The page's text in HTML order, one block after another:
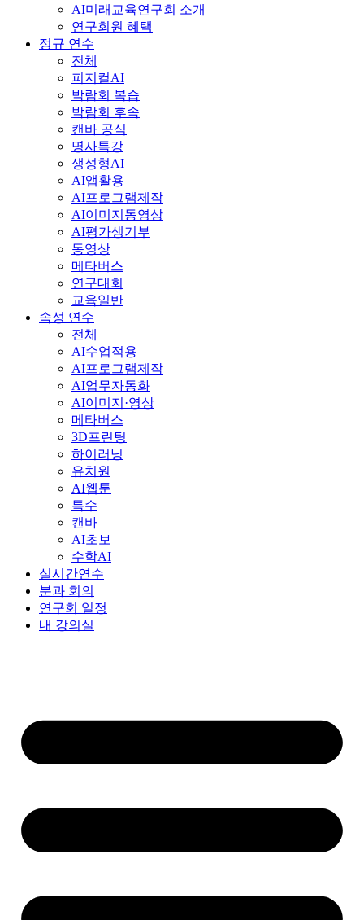
AI미래교육연구회 소개
연구회원 혜택
정규 연수
전체
피지컬AI
박람회 복습
박람회 후속
캔바 공식
명사특강
생성형AI
AI앱활용
AI프로그램제작
AI이미지동영상
AI평가생기부
동영상
메타버스
연구대회
교육일반
속성 연수
전체
AI수업적용
AI프로그램제작
AI업무자동화
AI이미지·영상
메타버스
3D프린팅
하이러닝
유치원
AI웹툰
특수
캔바
AI초보
수학AI
실시간연수
분과 회의
연구회 일정
내 강의실